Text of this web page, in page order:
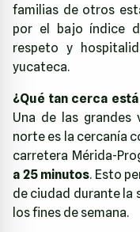
familias de otros
por el bajo índice
respeto y
yucateca.
¿Qué tan cerca
Una de las grandes
norte es la cercanía
carretera Mérida-
a 25 minutos. Esto
de ciudad durante la
los fines de semana.